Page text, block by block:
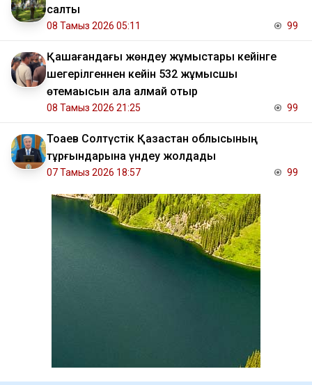
салты
08 Тамыз 2026 05:11 99
Қашағандағы жөндеу жұмыстары кейінге
шегерілгеннен кейін 532 жұмысшы
өтемақысын ала алмай отыр
08 Тамыз 2026 21:25 99
Тоқаев Солтүстік Қазақстан облысының
тұрғындарына үндеу жолдады
07 Тамыз 2026 18:57 99